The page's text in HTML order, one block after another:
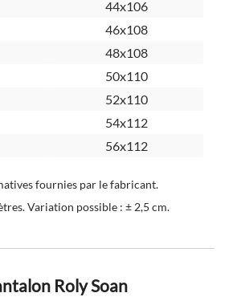
44x106
46x108
48x108
50x110
52x110
54x112
56x112
fournies par le fabricant.
Variation possible : ± 2,5 cm.
Roly Soan